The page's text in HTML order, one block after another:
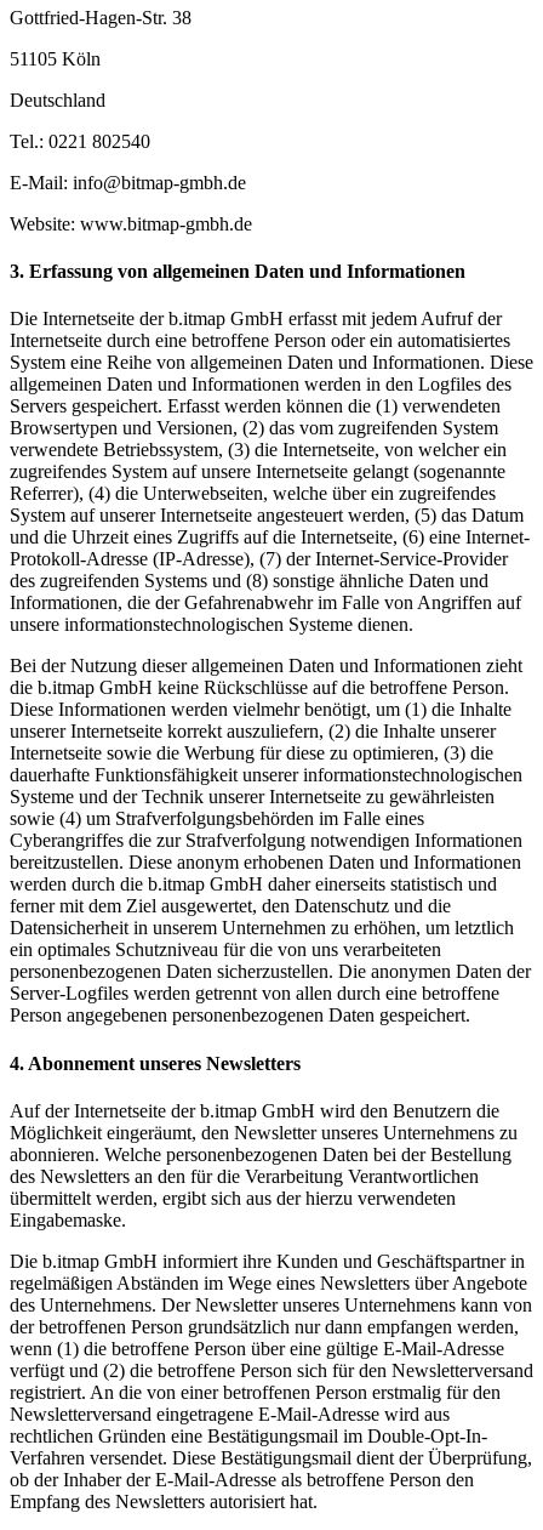
Gottfried-Hagen-Str. 38
51105 Köln
Deutschland
Tel.: 0221 802540
E-Mail: info@bitmap-gmbh.de
Website: www.bitmap-gmbh.de
3. Erfassung von allgemeinen Daten und Informationen
Die Internetseite der b.itmap GmbH erfasst mit jedem Aufruf der
Internetseite durch eine betroffene Person oder ein automatisiertes
System eine Reihe von allgemeinen Daten und Informationen. Diese
allgemeinen Daten und Informationen werden in den Logfiles des
Servers gespeichert. Erfasst werden können die (1) verwendeten
Browsertypen und Versionen, (2) das vom zugreifenden System
verwendete Betriebssystem, (3) die Internetseite, von welcher ein
zugreifendes System auf unsere Internetseite gelangt (sogenannte
Referrer), (4) die Unterwebseiten, welche über ein zugreifendes
System auf unserer Internetseite angesteuert werden, (5) das Datum
und die Uhrzeit eines Zugriffs auf die Internetseite, (6) eine Internet-
Protokoll-Adresse (IP-Adresse), (7) der Internet-Service-Provider
des zugreifenden Systems und (8) sonstige ähnliche Daten und
Informationen, die der Gefahrenabwehr im Falle von Angriffen auf
unsere informationstechnologischen Systeme dienen.
Bei der Nutzung dieser allgemeinen Daten und Informationen zieht
die b.itmap GmbH keine Rückschlüsse auf die betroffene Person.
Diese Informationen werden vielmehr benötigt, um (1) die Inhalte
unserer Internetseite korrekt auszuliefern, (2) die Inhalte unserer
Internetseite sowie die Werbung für diese zu optimieren, (3) die
dauerhafte Funktionsfähigkeit unserer informationstechnologischen
Systeme und der Technik unserer Internetseite zu gewährleisten
sowie (4) um Strafverfolgungsbehörden im Falle eines
Cyberangriffes die zur Strafverfolgung notwendigen Informationen
bereitzustellen. Diese anonym erhobenen Daten und Informationen
werden durch die b.itmap GmbH daher einerseits statistisch und
ferner mit dem Ziel ausgewertet, den Datenschutz und die
Datensicherheit in unserem Unternehmen zu erhöhen, um letztlich
ein optimales Schutzniveau für die von uns verarbeiteten
personenbezogenen Daten sicherzustellen. Die anonymen Daten der
Server-Logfiles werden getrennt von allen durch eine betroffene
Person angegebenen personenbezogenen Daten gespeichert.
4. Abonnement unseres Newsletters
Auf der Internetseite der b.itmap GmbH wird den Benutzern die
Möglichkeit eingeräumt, den Newsletter unseres Unternehmens zu
abonnieren. Welche personenbezogenen Daten bei der Bestellung
des Newsletters an den für die Verarbeitung Verantwortlichen
übermittelt werden, ergibt sich aus der hierzu verwendeten
Eingabemaske.
Die b.itmap GmbH informiert ihre Kunden und Geschäftspartner in
regelmäßigen Abständen im Wege eines Newsletters über Angebote
des Unternehmens. Der Newsletter unseres Unternehmens kann von
der betroffenen Person grundsätzlich nur dann empfangen werden,
wenn (1) die betroffene Person über eine gültige E-Mail-Adresse
verfügt und (2) die betroffene Person sich für den Newsletterversand
registriert. An die von einer betroffenen Person erstmalig für den
Newsletterversand eingetragene E-Mail-Adresse wird aus
rechtlichen Gründen eine Bestätigungsmail im Double-Opt-In-
Verfahren versendet. Diese Bestätigungsmail dient der Überprüfung,
ob der Inhaber der E-Mail-Adresse als betroffene Person den
Empfang des Newsletters autorisiert hat.